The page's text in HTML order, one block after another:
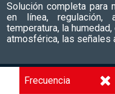
Solución completa para
en línea, regulación,
temperatura, la
atmosférica, las señales
Frecuencia